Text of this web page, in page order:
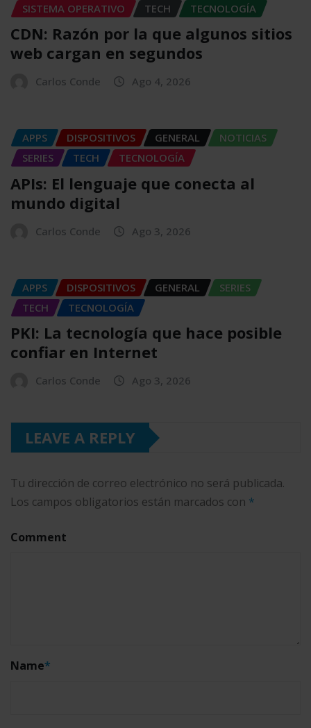
SISTEMA OPERATIVO TECH TECNOLOGÍA
CDN: Razón por la que algunos sitios
web cargan en segundos
Carlos Conde Ago 4, 2026
APPS DISPOSITIVOS GENERAL
NOTICIAS
SERIES
TECH TECNOLOGÍA
APIs: El lenguaje que conecta al
mundo digital
Carlos Conde Ago 3, 2026
APPS DISPOSITIVOS GENERAL
SERIES
TECH
TECNOLOGÍA
PKI: La tecnología que hace posible
confiar en Internet
Carlos Conde Ago 3, 2026
LEAVE A REPLY
Tu dirección de correo electrónico no será publicada.
Los campos obligatorios están marcados con *
Comment
Name*